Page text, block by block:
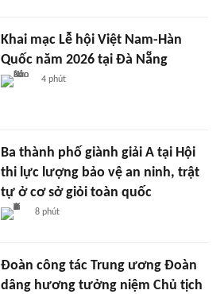
Khai mạc Lễ hội Việt Nam-Hàn
Quốc năm 2026 tại Đà Nẵng
4 phút
Ba thành phố giành giải A tại Hội
thi lực lượng bảo vệ an ninh, trật
tự ở cơ sở giỏi toàn quốc
8 phút
Đoàn công tác Trung ương Đoàn
dâng hương tưởng niệm Chủ tịch